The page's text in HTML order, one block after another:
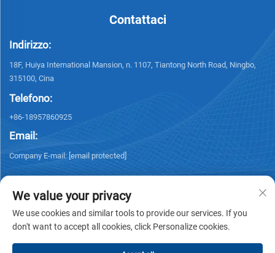
Contattaci
Indirizzo:
18F, Huiya International Mansion, n. 1107, Tiantong North Road, Ningbo,
315100, Cina
Telefono:
+86-18957860925
Email:
Company E-mail: [email protected]
Informativa sulla privacy
We value your privacy
We use cookies and similar tools to provide our services. If you
don't want to accept all cookies, click Personalize cookies.